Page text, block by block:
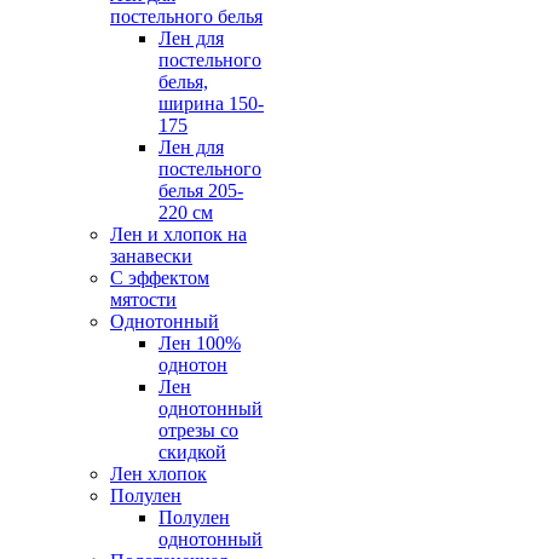
постельного белья
Лен для
постельного
белья,
ширина 150-
175
Лен для
постельного
белья 205-
220 см
Лен и хлопок на
занавески
С эффектом
мятости
Однотонный
Лен 100%
однотон
Лен
однотонный
отрезы со
скидкой
Лен хлопок
Полулен
Полулен
однотонный